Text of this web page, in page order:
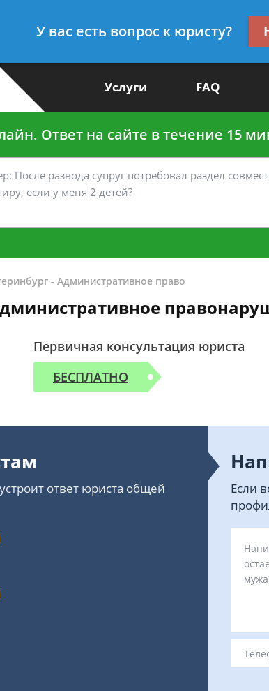
467-35-90
Услуги FAQ
Ответ на сайте в течение 15
- Административное право
Первичная консультация юриста
БЕСПЛАТНО
ответ юриста общей
Если
У вас есть вопрос к юристу?